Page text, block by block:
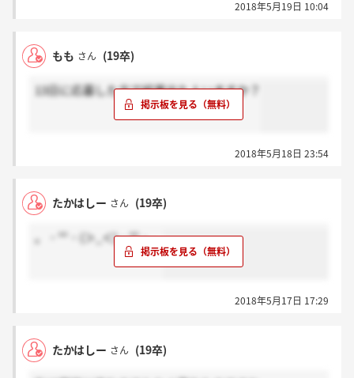
2018年5月19日 10:04
もも さん (19卒)
13日に応募した方で結果出た人いますか？
2018年5月18日 23:54
たかはしー さん (19卒)
。・°°・(＞_＜)・°°・。
2018年5月17日 17:29
たかはしー さん (19卒)